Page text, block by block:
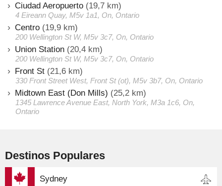
Ciudad Aeropuerto (19,7 km)
4 Eireann Quay, M5v 1a1, On, Ontario
Centro (19,9 km)
200 Wellington St W, M5v 3c7, On, Ontario
Union Station (20,4 km)
200 Wellington St W, M5v 3c7, On, Ontario
Front St (21,6 km)
330 Front Street West, Front St (ot), M5v 3b7, On, Ontario
Midtown East (Don Mills) (25,2 km)
1345 Lawrence Avenue East, North York, M3a 1c6, On,
Ontario
Destinos Populares
Sydney